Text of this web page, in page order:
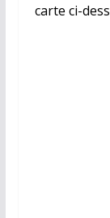
carte ci-